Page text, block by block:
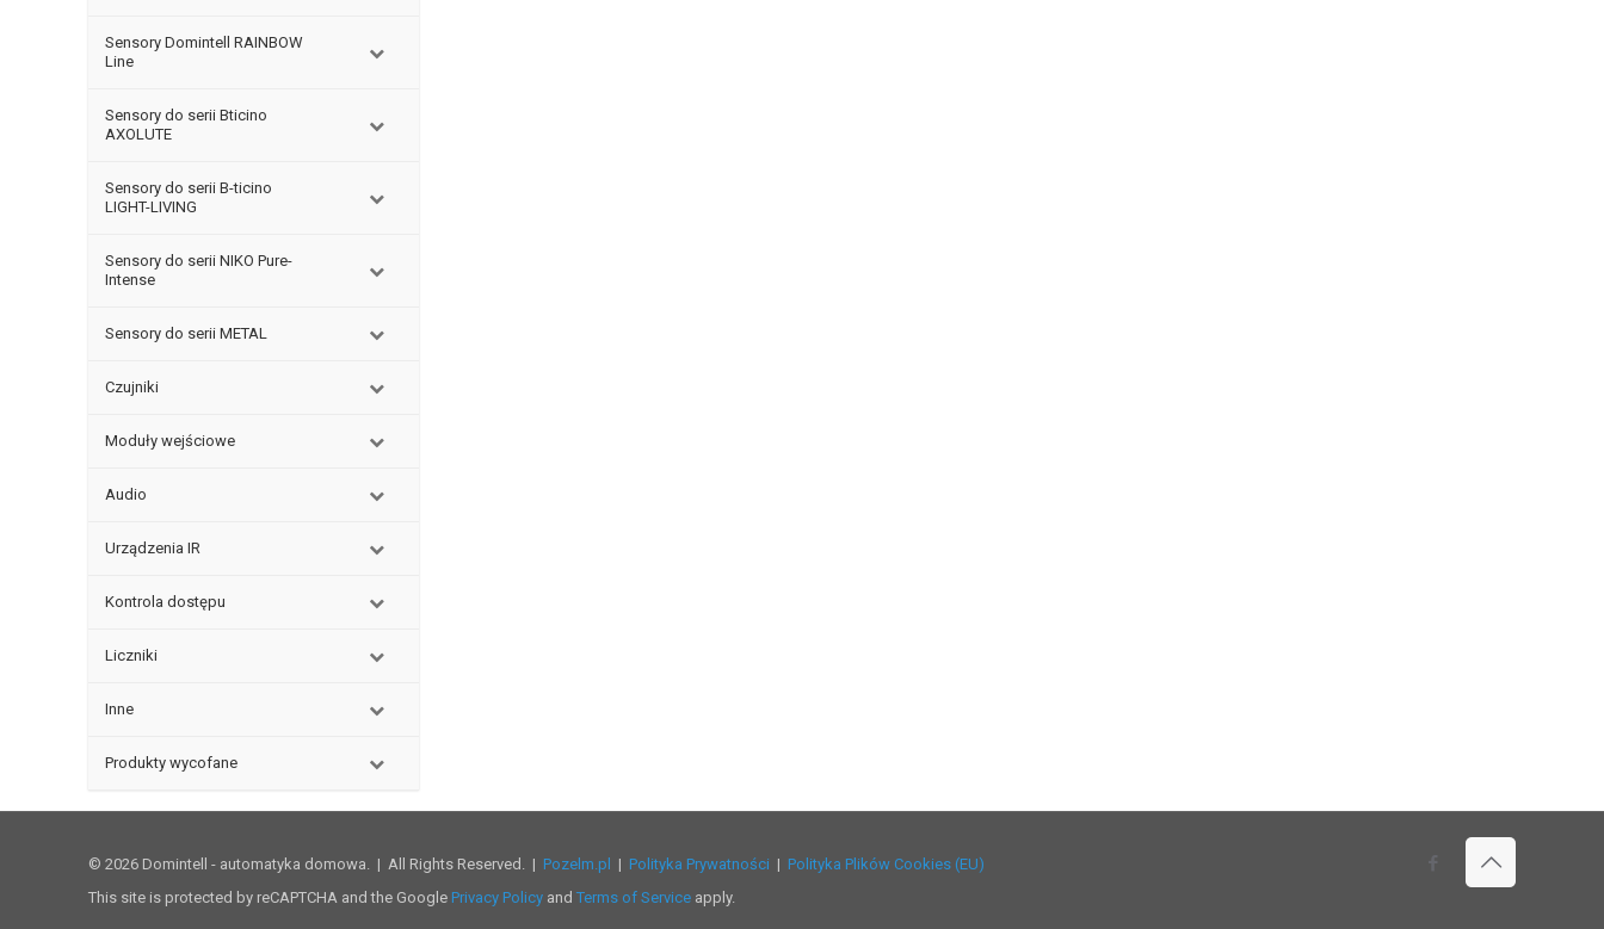
Sensory Domintell RAINBOW
Line
Sensory do serii Bticino
AXOLUTE
Sensory do serii B-ticino
LIGHT-LIVING
Sensory do serii NIKO Pure-
Intense
Sensory do serii METAL
Czujniki
Moduły wejściowe
Audio
Urządzenia IR
Kontrola dostępu
Liczniki
Inne
Produkty wycofane
© 2026 Domintell - automatyka domowa. | All Rights Reserved. | Pozelm.pl | Polityka Prywatności | Polityka Plików Cookies (EU)
This site is protected by reCAPTCHA and the Google Privacy Policy and Terms of Service apply.